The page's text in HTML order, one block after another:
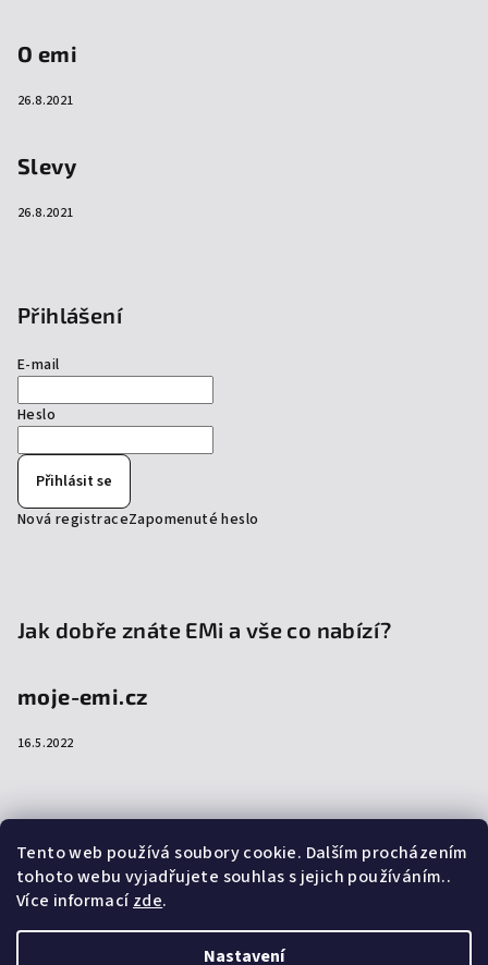
Tento web používá soubory cookie. Dalším procházením
tohoto webu vyjadřujete souhlas s jejich používáním..
Více informacízde.
Nastavení
O emi
26.8.2021
Slevy
26.8.2021
Přihlášení
E-mail
Heslo
Přihlásit se
Nová registraceZapomenuté heslo
Jak dobře znáte EMi a vše co nabízí?
moje-emi.cz
16.5.2022
Přijímáme online platby